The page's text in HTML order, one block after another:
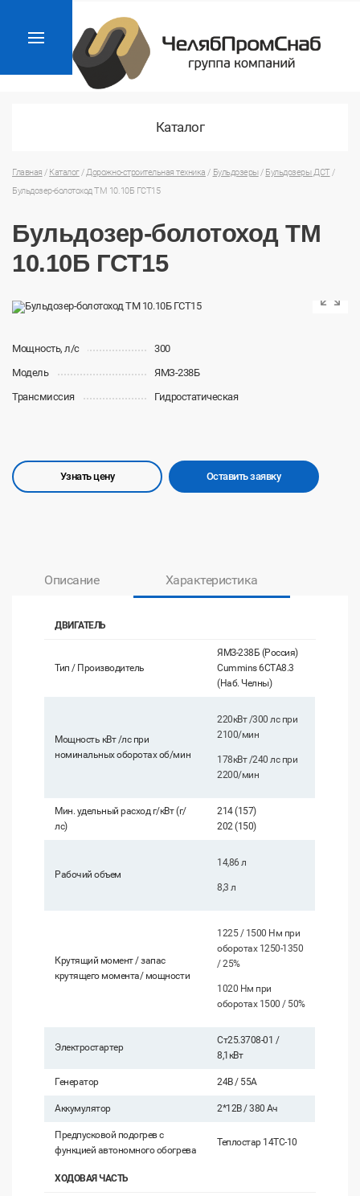
Каталог
Главная / Каталог/Дорожно-строительная техника / Бульдозеры/ Бульдозеры ДСТ/
Бульдозер-болотоход ТМ 10.10Б ГСТ15
Бульдозер-болотоход ТМ
10.10Б ГСТ15
Мощность, л/с
300
Модель
ЯМЗ-238Б
Трансмиссия
Гидростатическая
Узнать цену Оставить заявку
Описание Характеристика
ДВИГАТЕЛЬ
Тип / Производитель
ЯМЗ-238Б (Россия)
Cummins 6СТА8.3
(Наб. Челны)
Мощность кВт /лс при
номинальных оборотах об/мин
220кВт /300 лс при
2100/мин
178кВт /240 лс при
2200/мин
Мин. удельный расход г/кВт (г/
лс)
214 (157)
202 (150)
Рабочий объем
14,86 л
8,3 л
Крутящий момент / запас
крутящего момента/ мощности
1225 / 1500 Нм при
оборотах 1250-1350
/ 25%
1020 Нм при
оборотах 1500 / 50%
Электростартер
Ст25.3708-01 /
8,1кВт
Генератор 24В / 55А
Аккумулятор 2*12В / 380 Ач
Предпусковой подогрев с
функцией автономного обогрева
Теплостар 14ТС-10
ХОДОВАЯ ЧАСТЬ